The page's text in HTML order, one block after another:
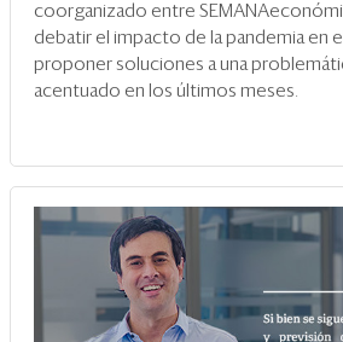
coorganizado entre
debatir el impacto de la pandemia en
proponer soluciones a una
acentuado en los últimos meses.